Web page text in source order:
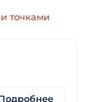
точками